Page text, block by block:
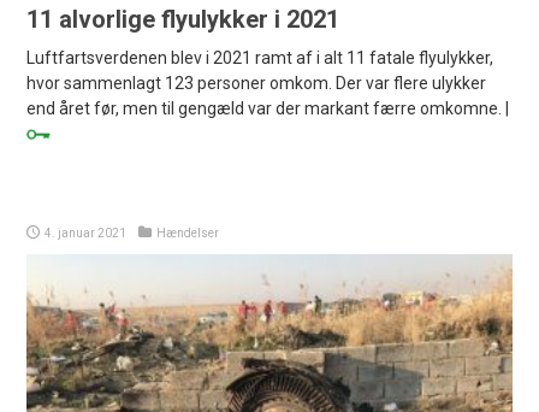
11 alvorlige flyulykker i 2021
Luftfartsverdenen blev i 2021 ramt af i alt 11 fatale flyulykker,
hvor sammenlagt 123 personer omkom. Der var flere ulykker
end året før, men til gengæld var der markant færre omkomne. |
4. januar 2021 Hændelser